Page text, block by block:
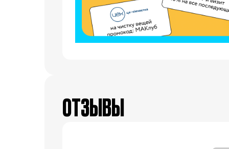
29/30 30/31 31/32 32/33
34/35
Для
Белье послеродовое
Витамины
ОТЗЫВЫ